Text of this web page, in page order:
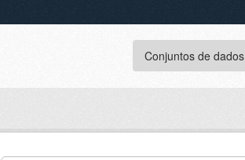
Conjuntos de dados